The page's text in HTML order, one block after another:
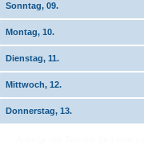
Sonntag, 09.
Montag, 10.
Dienstag, 11.
Mittwoch, 12.
Donnerstag, 13.